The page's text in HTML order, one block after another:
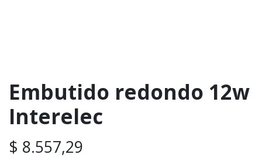
Embutido redondo 12w
Interelec
$ 8.557,29